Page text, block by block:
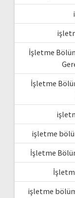
İşletme
İşletme
işletme
İşletme
işletme